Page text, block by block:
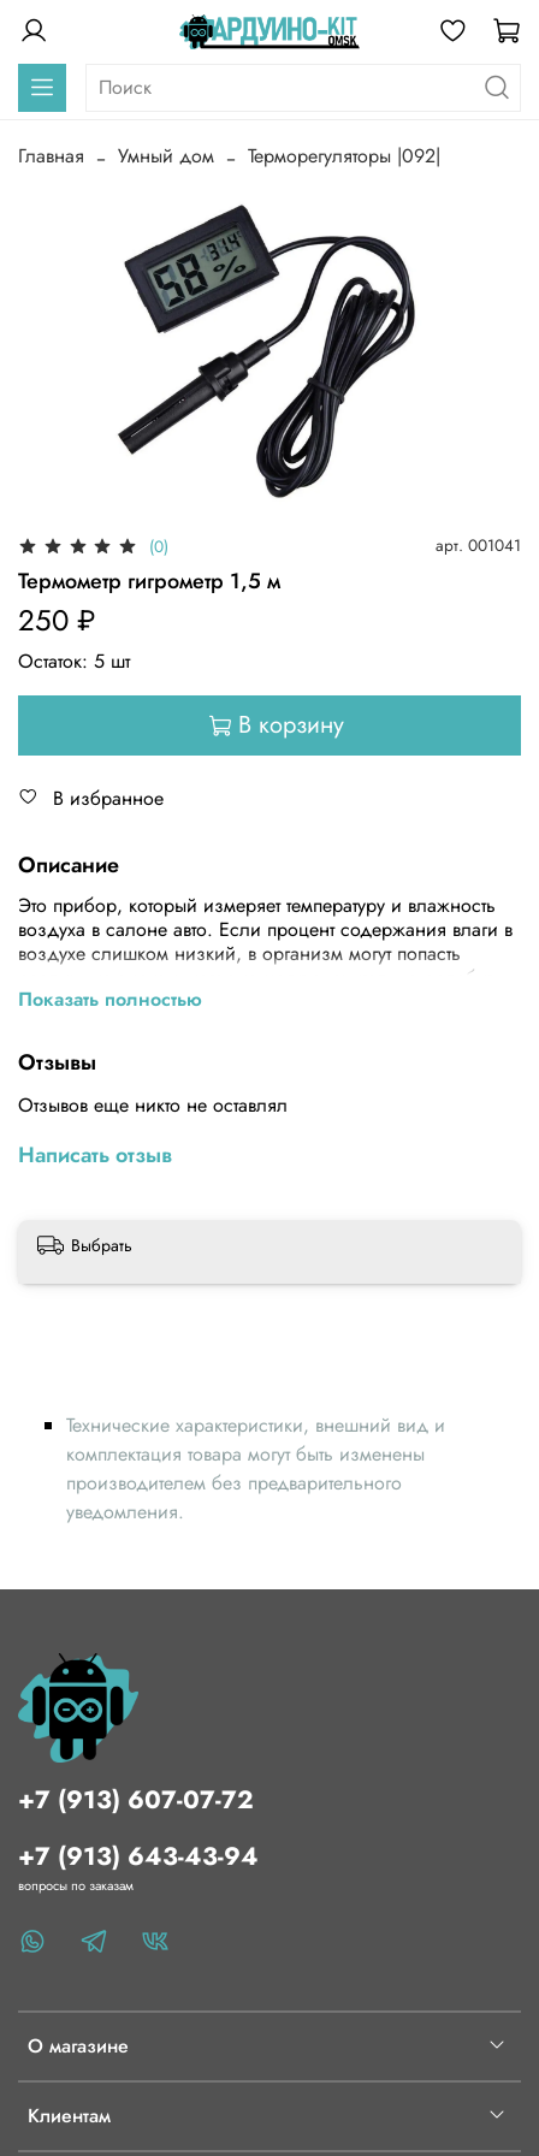
Главная Умный дом Терморегуляторы |092|
(0) арт. 001041
Термометр гигрометр 1,5 м
250 ₽
Остаток: 5 шт
В корзину
В избранное
Описание
Это прибор, который измеряет температуру и влажность
воздуха в салоне авто. Если процент содержания влаги в
воздухе слишком низкий, в организм могут попасть
различные вирусы, которые могут значительно ослабить
иммунитет. Благодаря гигрометру можно избежать
Показать полностью
Отзывы
Отзывов еще никто не оставлял
Написать отзыв
Выбрать
Технические характеристики, внешний вид и
комплектация товара могут быть изменены
производителем без предварительного
уведомления.
О магазине
Клиентам
+7 (913) 607-07-72
+7 (913) 643-43-94
вопросы по заказам